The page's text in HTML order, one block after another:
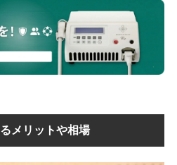
メリットや相場